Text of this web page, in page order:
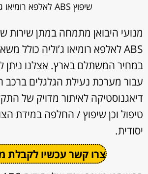
שיפוץ ABS לאלפא רומיאו ג’וליה
מנועי היבואן מתמחה במתן שירות
במחיר המשתלם בארץ. אצלנו
עבור מערכת נעילת הגלגלים ברכב
דיאגנוסטיקה לאיתור מדויק של
טיפול וכן שיפוץ / החלפה במידת
יסודית.
צרו קשר עכשיו לקבלת